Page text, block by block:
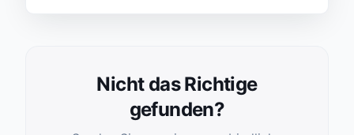
Nicht das Richtige
gefunden?